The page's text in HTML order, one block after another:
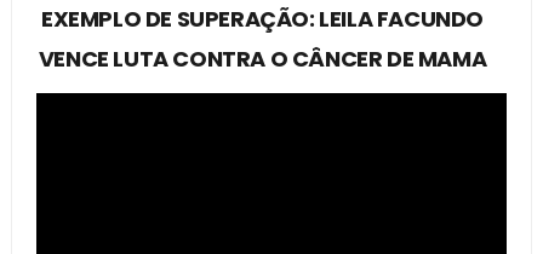
EXEMPLO DE SUPERAÇÃO: LEILA FACUNDO
VENCE LUTA CONTRA O CÂNCER DE MAMA